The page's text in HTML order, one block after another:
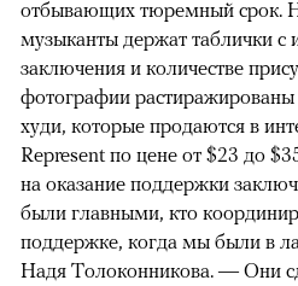
отбывающих тюремный срок.
музыканты держат таблички
заключения и количестве
фотографии растиражированы
худи, которые продаются в
Represent по цене от $23 до
на оказание поддержки
были главными, кто
поддержке, когда мы были в
Надя Толоконникова. — Они